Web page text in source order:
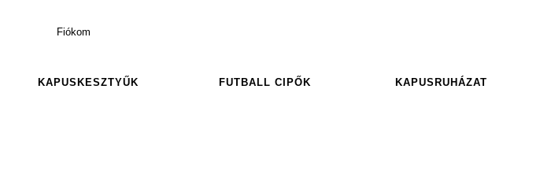
Fiókom
KAPUSKESZTYŰK FUTBALL CIPŐK KAPUSRUHÁZAT